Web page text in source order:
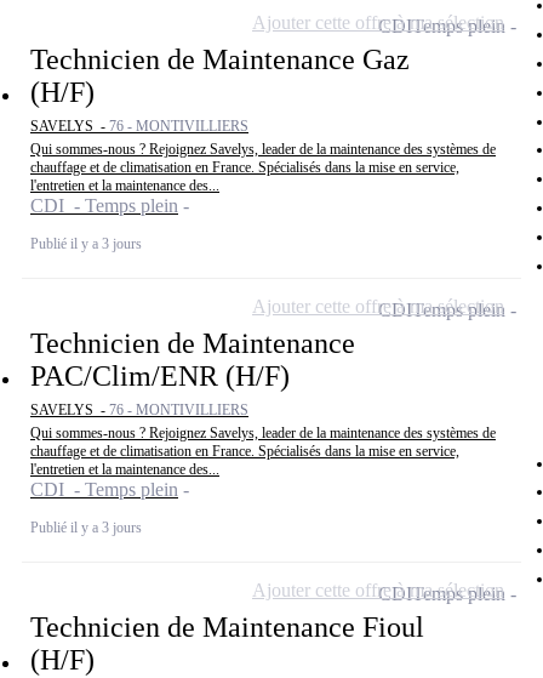
Technicien de Maintenance Gaz
(H/F)
SAVELYS - 76 - MONTIVILLIERS
Qui sommes-nous ? Rejoignez Savelys, leader de la maintenance des systèmes de
chauffage et de climatisation en France. Spécialisés dans la mise en service,
l'entretien et la maintenance des...
CDI - Temps plein
Publié il y a 3 jours
CDITemps plein
Ajouter cette offre à ma sélection
Technicien de Maintenance
PAC/Clim/ENR (H/F)
SAVELYS - 76 - MONTIVILLIERS
Qui sommes-nous ? Rejoignez Savelys, leader de la maintenance des systèmes de
chauffage et de climatisation en France. Spécialisés dans la mise en service,
l'entretien et la maintenance des...
CDI - Temps plein
Publié il y a 3 jours
CDITemps plein
Ajouter cette offre à ma sélection
Technicien de Maintenance Fioul
(H/F)
CDITemps plein
Ajouter cette offre à ma sélection